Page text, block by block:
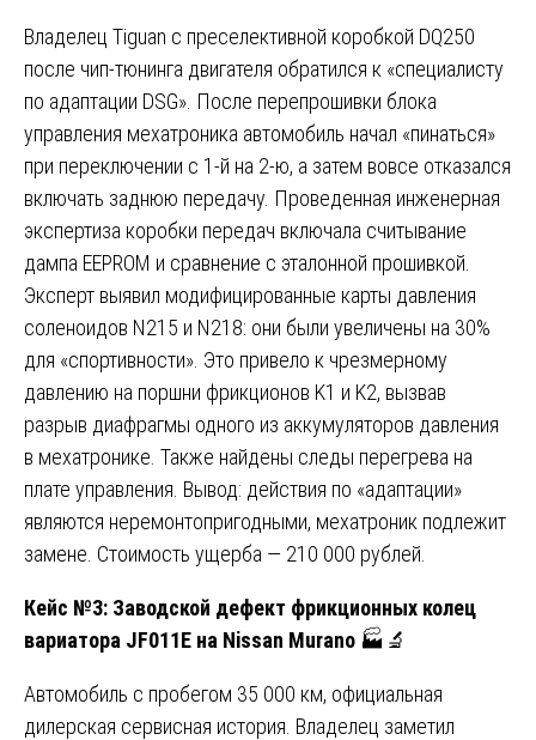
Владелец Tiguan с преселективной коробкой DQ250
после чип-тюнинга двигателя обратился к «специалисту
по адаптации DSG». После перепрошивки блока
управления мехатроника автомобиль начал «пинаться»
при переключении с 1-й на 2-ю, а затем вовсе отказался
включать заднюю передачу. Проведенная инженерная
экспертиза коробки передач включала считывание
дампа EEPROM и сравнение с эталонной прошивкой.
Эксперт выявил модифицированные карты давления
соленоидов N215 и N218: они были увеличены на 30%
для «спортивности». Это привело к чрезмерному
давлению на поршни фрикционов K1 и K2, вызвав
разрыв диафрагмы одного из аккумуляторов давления
в мехатронике. Также найдены следы перегрева на
плате управления. Вывод: действия по «адаптации»
являются неремонтопригодными, мехатроник подлежит
замене. Стоимость ущерба — 210 000 рублей.
Кейс №3: Заводской дефект фрикционных колец
вариатора JF011E на Nissan Murano 🏭🔬
Автомобиль с пробегом 35 000 км, официальная
дилерская сервисная история. Владелец заметил